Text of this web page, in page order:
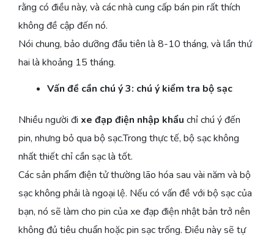
rằng có điều này, và các nhà cung cấp bán pin rất thích
không đề cập đến nó.
Nói chung, bảo dưỡng đầu tiên là 8-10 tháng, và lần thứ
hai là khoảng 15 tháng.
Vấn đề cần chú ý 3: chú ý kiểm tra bộ sạc
Nhiều người đi xe đạp điện nhập khẩu chỉ chú ý đến
pin, nhưng bỏ qua bộ sạc.Trong thực tế, bộ sạc không
nhất thiết chỉ cần sạc là tốt.
Các sản phẩm điện tử thường lão hóa sau vài năm và bộ
sạc không phải là ngoại lệ. Nếu có vấn đề với bộ sạc của
bạn, nó sẽ làm cho pin của xe đạp điện nhật bản trở nên
không đủ tiêu chuẩn hoặc pin sạc trống. Điều này sẽ tự